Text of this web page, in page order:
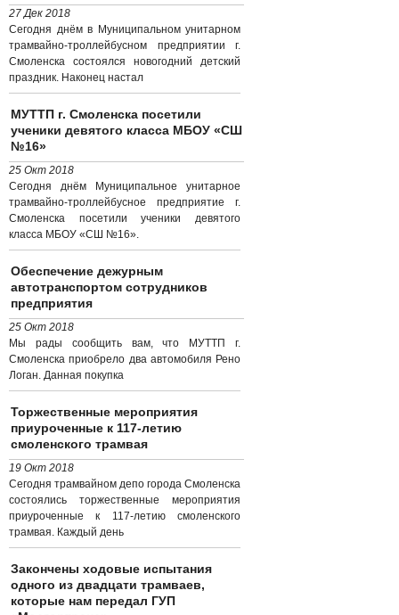
27 Дек 2018
Сегодня днём в Муниципальном унитарном
трамвайно-троллейбусном предприятии г.
Смоленска состоялся новогодний детский
праздник. Наконец настал
МУТТП г. Смоленска посетили
ученики девятого класса МБОУ «СШ
№16»
25 Окт 2018
Сегодня днём Муниципальное унитарное
трамвайно-троллейбусное предприятие г.
Смоленска посетили ученики девятого
класса МБОУ «СШ №16».
Обеспечение дежурным
автотранспортом сотрудников
предприятия
25 Окт 2018
Мы рады сообщить вам, что МУТТП г.
Смоленска приобрело два автомобиля Рено
Логан. Данная покупка
Торжественные мероприятия
приуроченные к 117-летию
смоленского трамвая
19 Окт 2018
Сегодня трамвайном депо города Смоленска
состоялись торжественные мероприятия
приуроченные к 117-летию смоленского
трамвая. Каждый день
Закончены ходовые испытания
одного из двадцати трамваев,
которые нам передал ГУП